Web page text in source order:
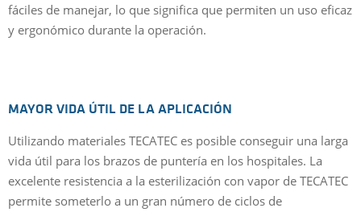
fáciles de manejar, lo que significa que permiten un uso eficaz
y ergonómico durante la operación.
MAYOR VIDA ÚTIL DE LA APLICACIÓN
Utilizando materiales TECATEC es posible conseguir una larga
vida útil para los brazos de puntería en los hospitales. La
excelente resistencia a la esterilización con vapor de TECATEC
permite someterlo a un gran número de ciclos de